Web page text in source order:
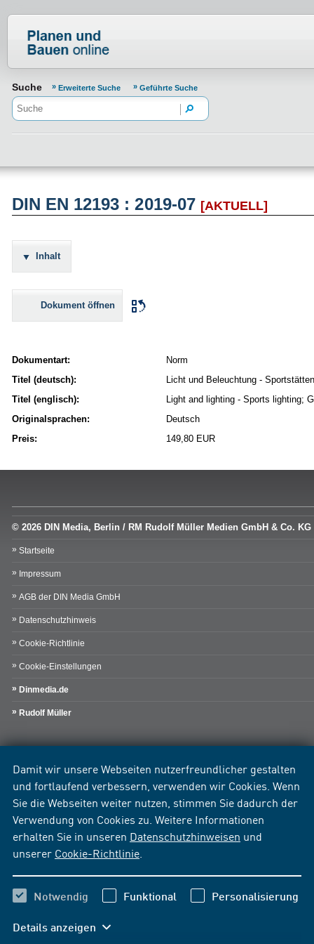
Damit wir unsere Webseiten nutzerfreundlicher gestalten
und fortlaufend verbessern, verwenden wir Cookies. Wenn
Sie die Webseiten weiter nutzen, stimmen Sie dadurch der
Verwendung von Cookies zu. Weitere Informationen
erhalten Sie in unseren Datenschutzhinweisen und
unserer Cookie-Richtlinie
Notwendig Funktional Personalisierung
Details anzeigen
Suche Erweiterte Suche Geführte Suche
DIN EN 12193 : 2019-07 [AKTUELL]
Inhalt
Dokument öffnen
Dokumentart:
Norm
Titel (deutsch):
Licht und Beleuchtung -
Titel (englisch):
Light and lighting - Sports lighting;
Originalsprachen:
Deutsch
Preis:
149,80 EUR
© 2026 DIN Media, Berlin / RM Rudolf Müller Medien GmbH & Co. KG
Startseite
Impressum
AGB der DIN Media GmbH
Datenschutzhinweis
Cookie-Richtlinie
Cookie-Einstellungen
Dinmedia.de
Rudolf Müller